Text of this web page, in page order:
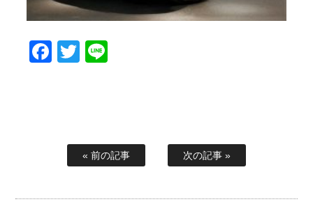
Facebook
Twitter
« 前の記事 次の記事 »